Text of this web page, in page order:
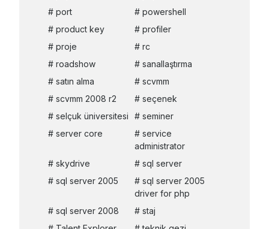
port
powershell
product key
profiler
proje
rc
roadshow
sanallaştırma
satın alma
scvmm
scvmm 2008 r2
seçenek
selçuk üniversitesi
seminer
server core
service
administrator
skydrive
sql server
sql server 2005
sql server 2005
driver for php
sql server 2008
staj